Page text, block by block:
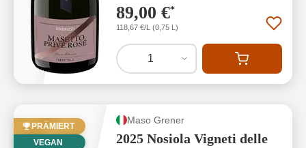
89,00 €*
118,67 €/L (0,75 L)
1
PRÄMIERT
VEGAN
Maso Grener
2025 Nosiola Vigneti delle